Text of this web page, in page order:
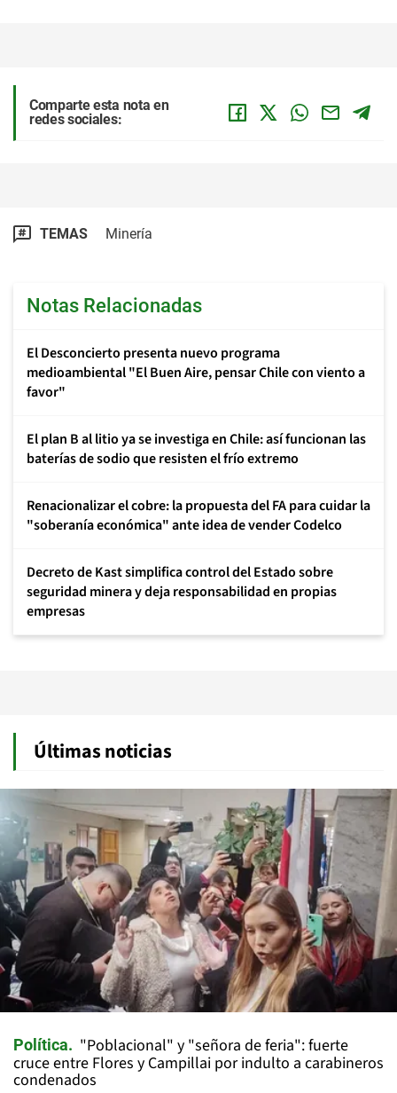
Comparte esta nota en
redes sociales:
TEMAS Minería
Notas Relacionadas
El Desconcierto presenta nuevo programa
medioambiental "El Buen Aire, pensar Chile con viento a
favor"
El plan B al litio ya se investiga en Chile: así funcionan las
baterías de sodio que resisten el frío extremo
Renacionalizar el cobre: la propuesta del FA para cuidar la
"soberanía económica" ante idea de vender Codelco
Decreto de Kast simplifica control del Estado sobre
seguridad minera y deja responsabilidad en propias
empresas
Últimas noticias
Política
"Poblacional" y "señora de feria": fuerte
cruce entre Flores y Campillai por indulto a carabineros
condenados